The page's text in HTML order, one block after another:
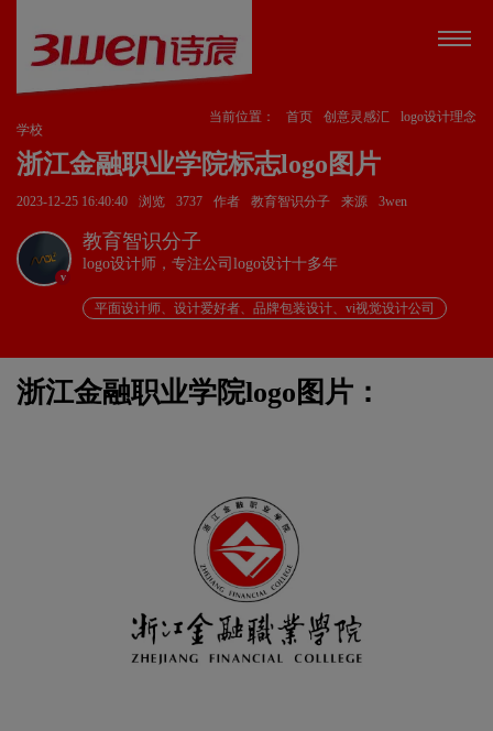
当前位置： 首页 创意灵感汇
logo设计理念
学校
浙江金融职业学院标志logo图片
2023-12-25 16:40:40 浏览 3737 作者 教育智识分子 来源 3wen
v
教育智识分子
logo设计师，专注公司logo设计十多年
平面设计师、设计爱好者、品牌包装设计、vi视觉设计公司
浙江金融职业学院logo图片：